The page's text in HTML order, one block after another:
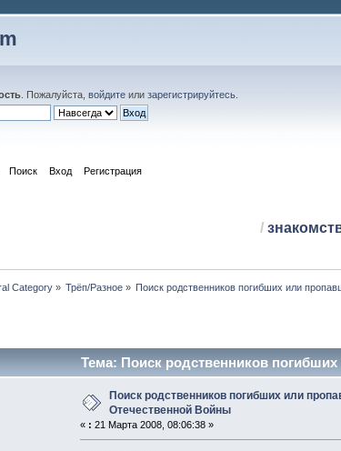
. Пожалуйста,войдите илизарегистрируйтесь
Поиск Вход Регистрация
/
Category» Трёп/Разное » Поиск родственников погибших или
Тема: Поиск родственников
Поиск родственников погибших или
Отечественной Войны
« : 21 Марта 2008, 08:06:38 »